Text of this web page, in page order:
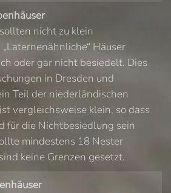
nicht zu klein
Häuser
oder gar nicht besiedelt. Dies
in Dresden und
Teil der niederländischen
vergleichsweise klein, so dass
für die Nichtbesiedlung sein
mindestens 18 Nester
keine Grenzen gesetzt.